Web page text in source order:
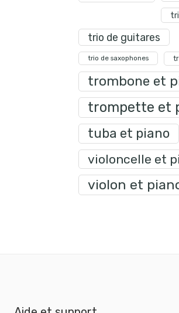
trio de guitares
trio de saxophones
trombone et
trompette et
tuba et piano
violoncelle et
violon et